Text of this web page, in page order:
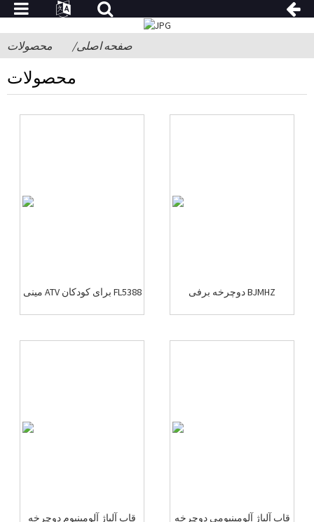
صفحه اصلی محصولات
محصولات
مینی ATV برای کودکان FL5388 دوچرخه برفی BJMHZ
قاب آلیاژ آلومینیوم دوچرخه
قاب آلیاژ آلومینیومی دوچرخه